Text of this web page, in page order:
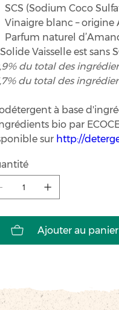
SCS (Sodium Coco
Vinaigre blanc – origine
Parfum naturel
Vaisselle est sans
du total des
du total des
à base
bio par
sur http://
Ajouter au panier